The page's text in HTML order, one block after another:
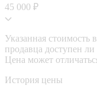
45 000 ₽
Указанная
продавца доступен
Цена может
История цены